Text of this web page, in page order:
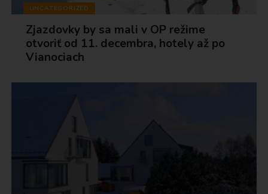
UNCATEGORIZED
Zjazdovky by sa mali v OP režime
otvoriť od 11. decembra, hotely až po
Vianociach